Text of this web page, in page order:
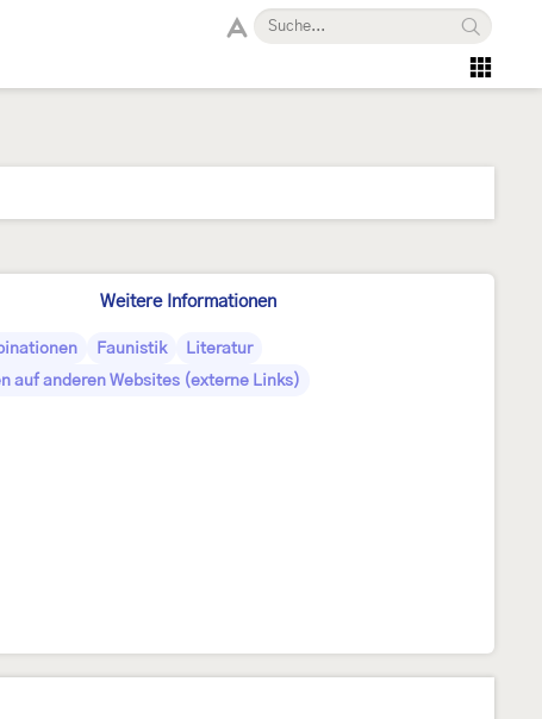
Weitere Informationen
Faunistik
Literatur
auf anderen Websites (externe Links)